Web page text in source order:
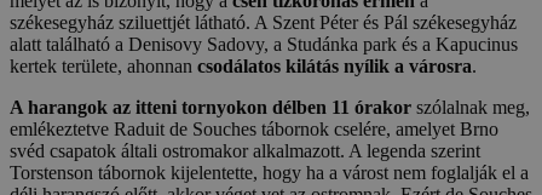
székesegyház sziluettjét látható. A Szent Péter és Pál székesegyház
alatt található a Denisovy Sadovy, a Studánka park és a Kapucinus
kertek területe, ahonnan csodálatos kilátás nyílik a városra.
A harangok az itteni tornyokon délben 11 órakor szólalnak meg,
emlékeztetve Raduit de Souches tábornok cselére, amelyet Brno
svéd csapatok általi ostromakor alkalmazott. A legenda szerint
Torstenson tábornok kijelentette, hogy ha a várost nem foglalják el a